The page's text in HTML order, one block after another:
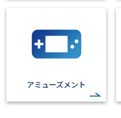
アミューズメント